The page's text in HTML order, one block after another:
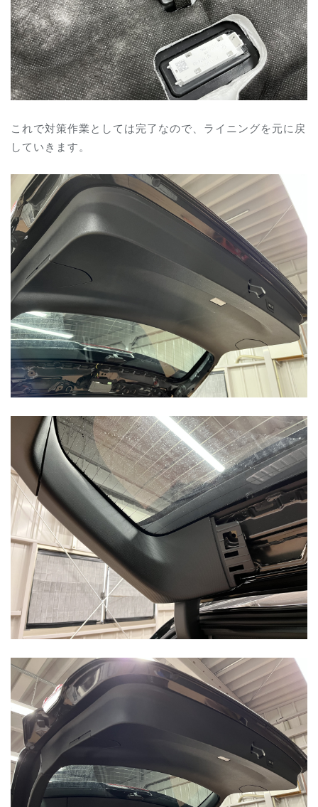
これで対策作業としては完了なので、ライニングを元に戻
していきます。